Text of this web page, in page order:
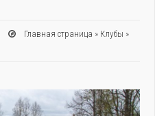
Главная страница » Клубы »